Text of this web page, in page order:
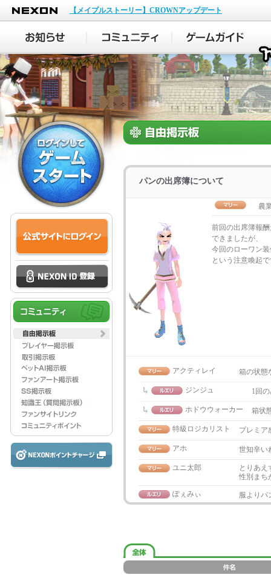
NEXON
【メイプルストーリー】CROWNアップデート
パンの出席簿について
農
前回の出席簿報
できましたが、
今回のローワン
という注意喚起
アクティレイ 箱の状態
ジンジュ 1回
ホドウウォーカー 箱状
特級ロジカリスト プレミア
アホ 世知辛い
ユニ太郎
とりあえ
性別まち
ぽぇみぃ
服よりパ